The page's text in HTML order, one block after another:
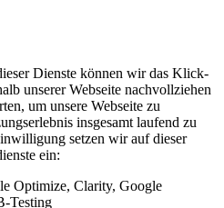
Dienste können wir das Klick-
unserer Webseite nachvollziehen
um unsere Webseite zu
insgesamt laufend zu
setzen wir auf dieser
ein:
Optimize, Clarity, Google
Testing